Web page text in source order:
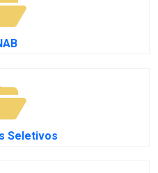
Seletivos